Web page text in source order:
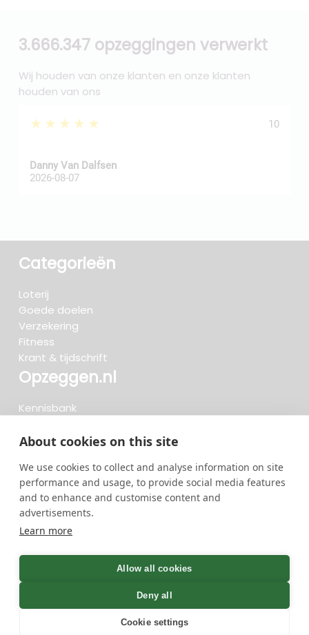
About cookies on this site
We use cookies to collect and analyse information on site
performance and usage, to provide social media features
and to enhance and customise content and
advertisements.
Learn more
Allow all cookies
Deny all
Cookie settings
3.666.347 opzeggingen verwerkt
Wij houden van onze klanten en onze klanten
houden van ons
★★★★★ 10
Danny Van Dalfsen
2026-08-07
Categorieën
Loterij
Goede doelen
Verzekering
Fitness
Krant & tijdschrift
Opzeggen.nl
Kennisbank
Beoordelingen
Meteen opzeggen
722 opzeggingen afgelopen 30 dagen - 3.666.127
opzeggingen in totaal
GreenOnline BV Gebruiksvoorwaarden